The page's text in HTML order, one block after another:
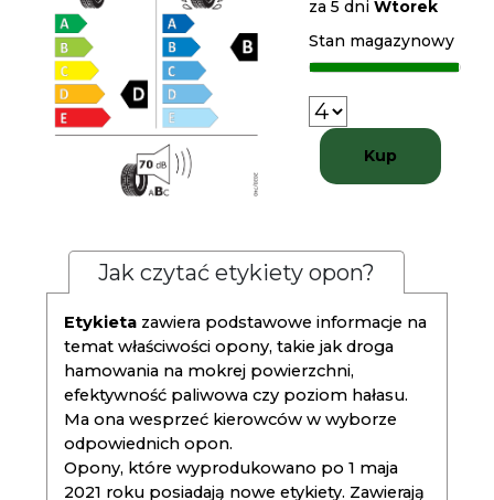
za 5 dniWtorek
Stan magazynowy
Kup
Jak czytać etykiety opon?
Etykieta zawiera podstawowe informacje na
temat właściwości opony, takie jak droga
hamowania na mokrej powierzchni,
efektywność paliwowa czy poziom hałasu.
Ma ona wesprzeć kierowców w wyborze
odpowiednich opon.
Opony, które wyprodukowano po 1 maja
2021 roku posiadają nowe etykiety. Zawierają